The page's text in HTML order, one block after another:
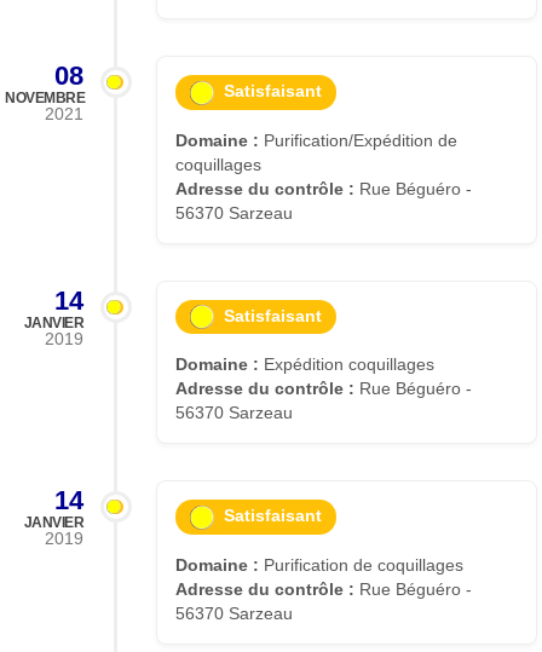
08
NOVEMBRE
2021
Satisfaisant
Domaine : Purification/Expédition de
coquillages
Adresse du contrôle : Rue Béguéro -
56370 Sarzeau
14
JANVIER
2019
Satisfaisant
Domaine : Expédition coquillages
Adresse du contrôle : Rue Béguéro -
56370 Sarzeau
14
JANVIER
2019
Satisfaisant
Domaine : Purification de coquillages
Adresse du contrôle : Rue Béguéro -
56370 Sarzeau